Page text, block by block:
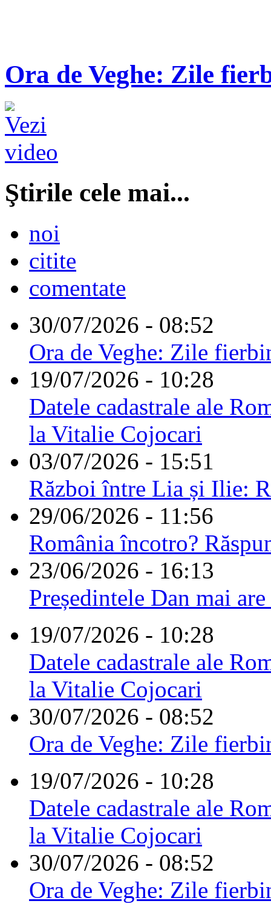
Ora de Veghe: Zile
Ştirile cele mai...
noi
citite
comentate
30/07/2026 - 08:52
Ora de Veghe: Zile
19/07/2026 - 10:28
Datele cadastrale ale
la Vitalie Cojocari
03/07/2026 - 15:51
Război între Lia și Ilie:
29/06/2026 - 11:56
România încotro?
23/06/2026 - 16:13
Președintele Dan mai
19/07/2026 - 10:28
Datele cadastrale ale
la Vitalie Cojocari
30/07/2026 - 08:52
Ora de Veghe: Zile
19/07/2026 - 10:28
Datele cadastrale ale
la Vitalie Cojocari
30/07/2026 - 08:52
Ora de Veghe: Zile